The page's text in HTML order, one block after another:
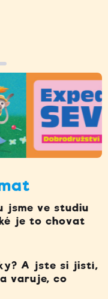
jsme ve studiu
je to chovat
A jste si jistí,
varuje, co